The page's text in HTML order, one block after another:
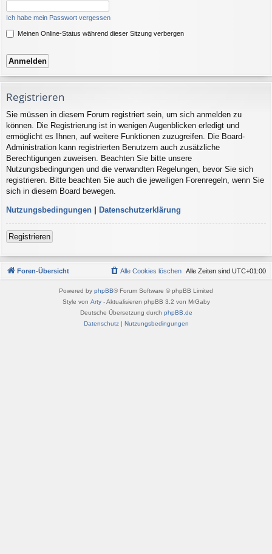
Ich habe mein Passwort vergessen
Meinen Online-Status während dieser Sitzung verbergen
Registrieren
Sie müssen in diesem Forum registriert sein, um sich anmelden zu
können. Die Registrierung ist in wenigen Augenblicken erledigt und
ermöglicht es Ihnen, auf weitere Funktionen zuzugreifen. Die Board-
Administration kann registrierten Benutzern auch zusätzliche
Berechtigungen zuweisen. Beachten Sie bitte unsere
Nutzungsbedingungen und die verwandten Regelungen, bevor Sie sich
registrieren. Bitte beachten Sie auch die jeweiligen Forenregeln, wenn Sie
sich in diesem Board bewegen.
Nutzungsbedingungen | Datenschutzerklärung
Registrieren
Foren-Übersicht Alle Zeiten sind UTC+01:00
Alle Cookies löschen
Powered by phpBB® Forum Software © phpBB Limited
Style von Arty- Aktualisieren phpBB 3.2 von MrGaby
Deutsche Übersetzung durch phpBB.de
Datenschutz| Nutzungsbedingungen